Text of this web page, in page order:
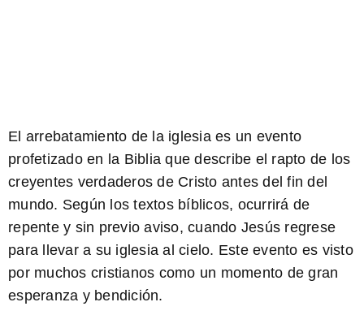
El arrebatamiento de la iglesia es un evento
profetizado en la Biblia que describe el rapto de los
creyentes verdaderos de Cristo antes del fin del
mundo. Según los textos bíblicos, ocurrirá de
repente y sin previo aviso, cuando Jesús regrese
para llevar a su iglesia al cielo. Este evento es visto
por muchos cristianos como un momento de gran
esperanza y bendición.